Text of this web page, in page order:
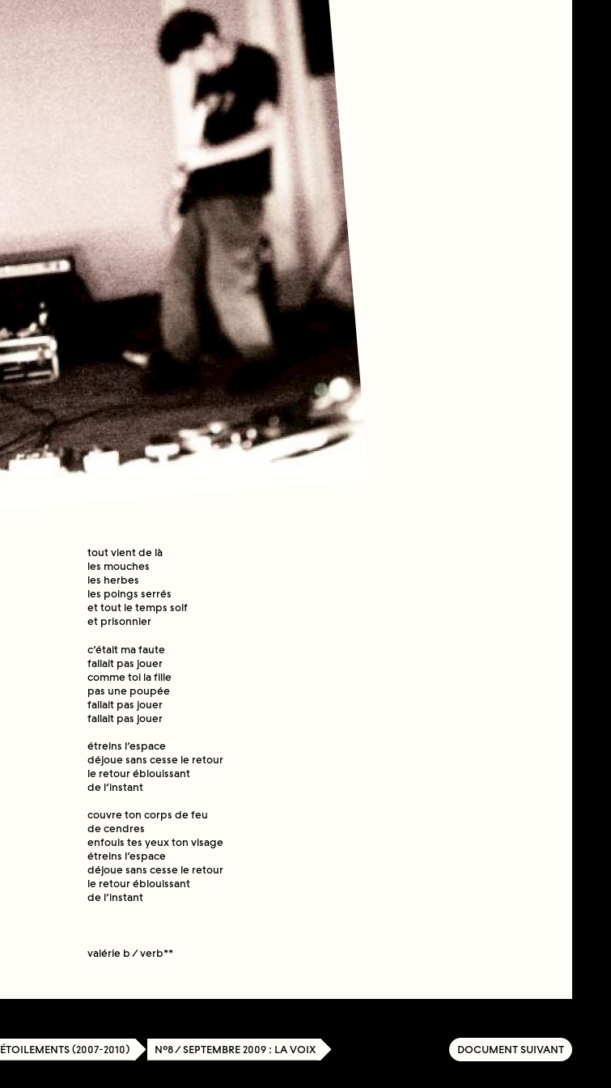
tout vient de là
les mouches
les herbes
les poings serrés
et tout le temps soif
et prisonnier
c’était ma faute
fallait pas jouer
comme toi la fille
pas une poupée
fallait pas jouer
fallait pas jouer
étreins l’espace
déjoue sans cesse le retour
le retour éblouissant
de l’instant
couvre ton corps de feu
de cendres
enfouis tes yeux ton visage
étreins l’espace
déjoue sans cesse le retour
le retour éblouissant
de l’instant
valérie b / verb**
DOCUMENT SUIVANT
ÉTOILEMENTS (2007-2010) N°8 / SEPTEMBRE 2009 : LA VOIX